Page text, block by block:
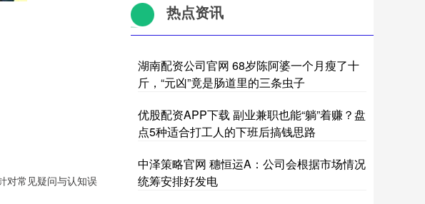
对常见疑问与认知误
热点资讯
湖南配资公司官网 68岁陈阿婆一个月瘦了十
斤，“元凶”竟是肠道里的三条虫子
优股配资APP下载 副业兼职也能“躺”着赚？盘
点5种适合打工人的下班后搞钱思路
中泽策略官网 穗恒运A：公司会根据市场情况
统筹安排好发电